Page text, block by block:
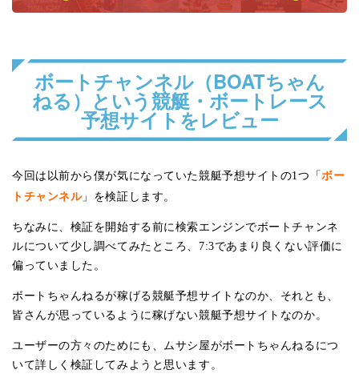
ボートチャンネル（BOATちゃん
ねる）という競艇・ボートレース
予想サイトをレビュー
今回は以前から僕が気になっていた競艇予想サイトの1つ「ボー
トチャンネル」を検証します。
ちなみに、検証を開始する前に検索エンジンでボートチャンネ
ルについて少し調べてみたところ、7:3であまり良くない評価に
偏っていました。
ボートちゃんねるが稼げる競艇予想サイトなのか、それとも、
皆さんが思っているように稼げない競艇予想サイトなのか。
ユーザーの方々のためにも、ムサシ屋がボートちゃんねるにつ
いて詳しく検証してみようと思います。